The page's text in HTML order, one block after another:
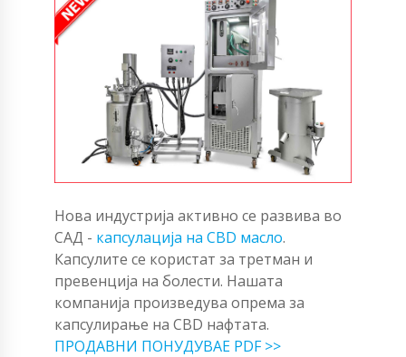
Нова индустрија активно се развива во
САД - капсулација на CBD масло.
Капсулите се користат за третман и
превенција на болести. Нашата
компанија произведува опрема за
капсулирање на CBD нафтата.
ПРОДАВНИ ПОНУДУВАЕ PDF >>